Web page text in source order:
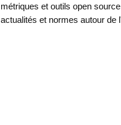
métriques et outils open
actualités et normes autour de